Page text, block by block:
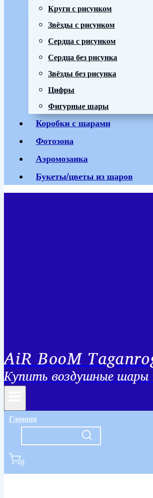
Круги с рисунком
Звёзды с рисунком
Сердца с рисунком
Сердца без рисунка
Звёзды без рисунка
Цифры
Фигурные шары
Коробки с шарами
Фотозона
Аэромозаика
Букеты/цветы из шаров
AiR BooM
Купить воздушные шары
Главная
0